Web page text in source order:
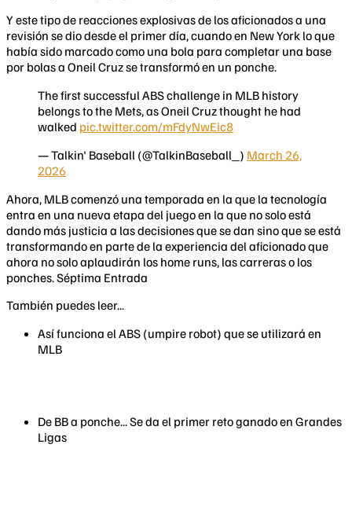
Y este tipo de reacciones explosivas de los aficionados a una
revisión se dio desde el primer día, cuando en New York lo que
había sido marcado como una bola para completar una base
por bolas a Oneil Cruz se transformó en un ponche.
The first successful ABS challenge in MLB history
belongs to the Mets, as Oneil Cruz thought he had
walked pic.twitter.com/mFdyNwEic8
— Talkin' Baseball (@TalkinBaseball_) March 26,
2026
Ahora, MLB comenzó una temporada en la que la tecnología
entra en una nueva etapa del juego en la que no solo está
dando más justicia a las decisiones que se dan sino que se está
transformando en parte de la experiencia del aficionado que
ahora no solo aplaudirán los home runs, las carreras o los
ponches. Séptima Entrada
También puedes leer...
Así funciona el ABS (umpire robot) que se utilizará en
MLB
De BB a ponche... Se da el primer reto ganado en Grandes
Ligas